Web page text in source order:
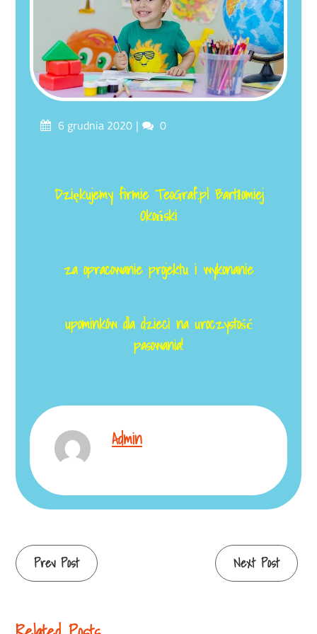
Posted6 grudnia 2020 Comments
0
Dziękujemy firmie TeoGraf.pl Bartłomiej
Okoński
za opracowanie projektu i wykonanie
upominków dla dzieci na uroczystość
pasowania!
Admin
Continue
Prev Post Next Post